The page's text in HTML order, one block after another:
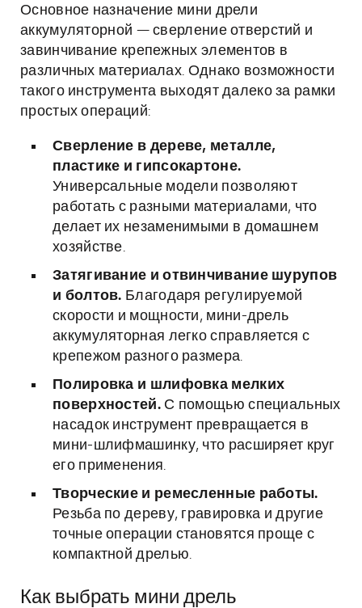
Основное назначение мини дрели
аккумуляторной — сверление отверстий и
завинчивание крепежных элементов в
различных материалах. Однако возможности
такого инструмента выходят далеко за рамки
простых операций:
Сверление в дереве, металле,
пластике и гипсокартоне.
Универсальные модели позволяют
работать с разными материалами, что
делает их незаменимыми в домашнем
хозяйстве.
Затягивание и отвинчивание шурупов
и болтов. Благодаря регулируемой
скорости и мощности, мини-дрель
аккумуляторная легко справляется с
крепежом разного размера.
Полировка и шлифовка мелких
поверхностей.С помощью специальных
насадок инструмент превращается в
мини-шлифмашинку, что расширяет круг
его применения.
Творческие и ремесленные работы.
Резьба по дереву, гравировка и другие
точные операции становятся проще с
компактной дрелью.
Как выбрать мини дрель